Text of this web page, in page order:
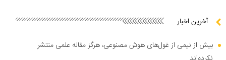
آخرین اخبار
بیش از نیمی از غول‌های هوش مصنوعی، هرگز مقاله علمی منتشر